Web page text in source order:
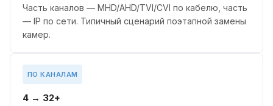
Часть каналов — MHD/AHD/TVI/CVI по кабелю, часть
— IP по сети. Типичный сценарий поэтапной замены
камер.
ПО КАНАЛАМ
4 → 32+